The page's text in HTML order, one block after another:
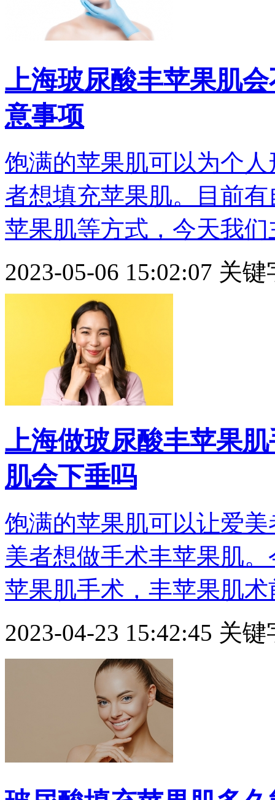
上海玻尿酸丰苹果肌
意事项
饱满的苹果肌可以为个
者想填充苹果肌。目前
苹果肌等方式，今天我们
2023-05-06 15:02:07 关键
上海做玻尿酸丰苹果
肌会下垂吗
饱满的苹果肌可以让爱
美者想做手术丰苹果肌
苹果肌手术，丰苹果肌术
2023-04-23 15:42:45 关键